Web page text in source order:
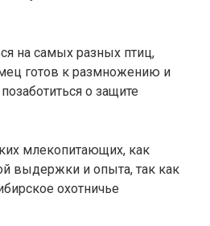
на самых разных птиц,
готов к размножению и
о защите
млекопитающих, как
выдержки и опыта, так как
охотничье